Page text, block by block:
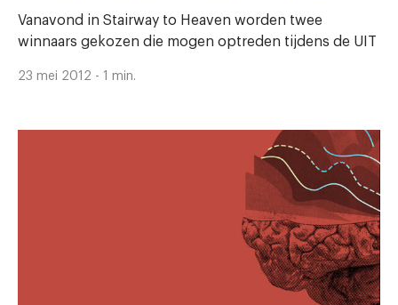
Vanavond in Stairway to Heaven worden twee
winnaars gekozen die mogen optreden tijdens de UIT
23 mei 2012 - 1 min.